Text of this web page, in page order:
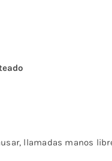
llamadas manos